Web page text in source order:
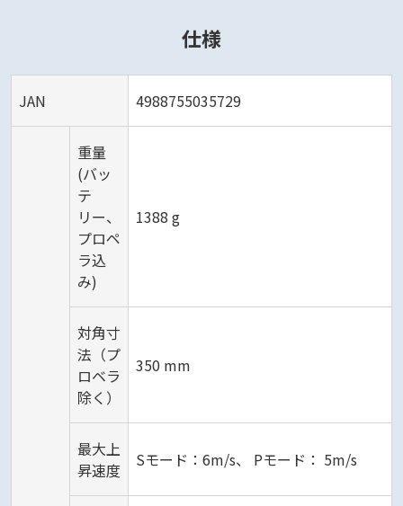
仕様
JAN 4988755035729
重量
(バッ
テ
リー、
プロペ
ラ込
み)
1388 g
対角寸
法（プ
ロベラ
除く）
350 mm
最大上
昇速度
Sモード：6m/s、 Pモード： 5m/s